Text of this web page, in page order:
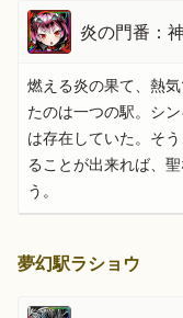
炎の門番：
燃える炎の果て、熱
たのは一つの駅。シ
は存在していた。そ
ることが出来れば、
う。
夢幻駅ラショウ